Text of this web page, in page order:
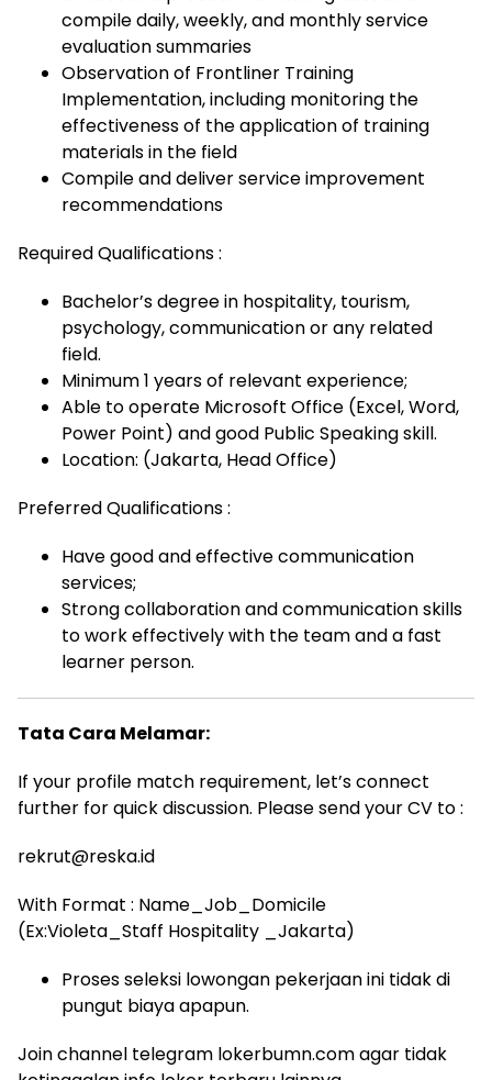
compile daily, weekly, and monthly service
evaluation summaries
Observation of Frontliner Training
Implementation, including monitoring the
effectiveness of the application of training
materials in the field
Compile and deliver service improvement
recommendations
Required Qualifications :
Bachelor’s degree in hospitality, tourism,
psychology, communication or any related
field.
Minimum 1 years of relevant experience;
Able to operate Microsoft Office (Excel, Word,
Power Point) and good Public Speaking skill.
Location: (Jakarta, Head Office)
Preferred Qualifications :
Have good and effective communication
services;
Strong collaboration and communication skills
to work effectively with the team and a fast
learner person.
Tata Cara Melamar:
If your profile match requirement, let’s connect
further for quick discussion. Please send your CV to :
rekrut@reska.id
With Format : Name_Job_Domicile
(Ex:Violeta_Staff Hospitality _Jakarta)
Proses seleksi lowongan pekerjaan ini tidak di
pungut biaya apapun.
Join channel telegram lokerbumn.com agar tidak